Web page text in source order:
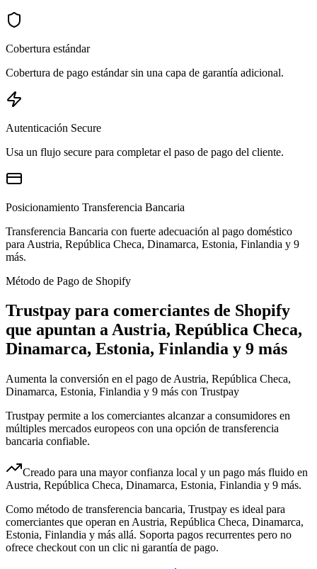
Cobertura estándar
Cobertura de pago estándar sin una capa de garantía adicional.
Autenticación Secure
Usa un flujo secure para completar el paso de pago del cliente.
Posicionamiento Transferencia Bancaria
Transferencia Bancaria con fuerte adecuación al pago doméstico
para Austria, República Checa, Dinamarca, Estonia, Finlandia y 9
más.
Método de Pago de Shopify
Trustpay para comerciantes de Shopify
que apuntan a Austria, República Checa,
Dinamarca, Estonia, Finlandia y 9 más
Aumenta la conversión en el pago de Austria, República Checa,
Dinamarca, Estonia, Finlandia y 9 más con Trustpay
Trustpay permite a los comerciantes alcanzar a consumidores en
múltiples mercados europeos con una opción de transferencia
bancaria confiable.
Creado para una mayor confianza local y un pago más fluido en
Austria, República Checa, Dinamarca, Estonia, Finlandia y 9 más.
Como método de transferencia bancaria, Trustpay es ideal para
comerciantes que operan en Austria, República Checa, Dinamarca,
Estonia, Finlandia y más allá. Soporta pagos recurrentes pero no
ofrece checkout con un clic ni garantía de pago.